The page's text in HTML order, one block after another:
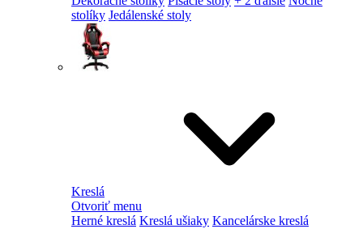
stolíky Jedálenské stoly
Kreslá
Otvoriť menu
Herné kreslá Kreslá ušiaky Kancelárske kreslá